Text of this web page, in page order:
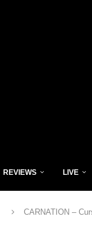
REVIEWS LIVE
CARNATION –